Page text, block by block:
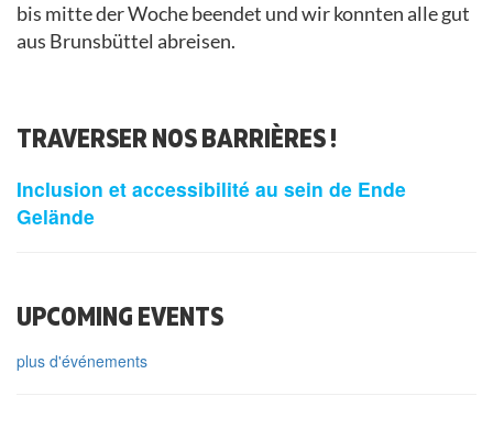
bis mitte der Woche beendet und wir konnten alle gut
aus Brunsbüttel abreisen.
TRAVERSER NOS BARRIÈRES !
Inclusion et accessibilité au sein de Ende
Gelände
UPCOMING EVENTS
plus d'événements